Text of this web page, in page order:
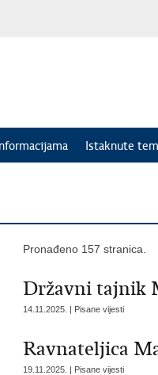
Istaknute
Pronađeno 157 stranica.
Državni tajnik
14.11.2025. | Pisane vijesti
Ravnateljica
19.11.2025. | Pisane vijesti